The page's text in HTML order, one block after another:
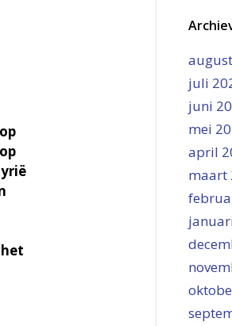
juli
juni
mei
april
maart